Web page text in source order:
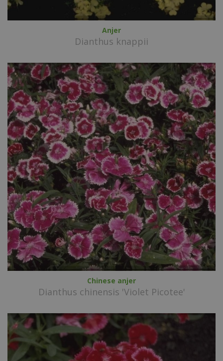
Anjer
Dianthus knappii
Chinese anjer
Dianthus chinensis 'Violet Picotee'